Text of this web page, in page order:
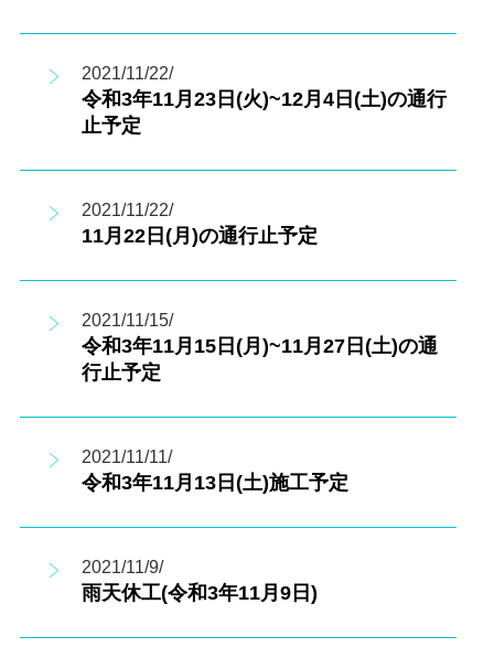
2021/11/22/
令和3年11月23日(火)~12月4日(土)の通行
止予定
2021/11/22/
11月22日(月)の通行止予定
2021/11/15/
令和3年11月15日(月)~11月27日(土)の通
行止予定
2021/11/11/
令和3年11月13日(土)施工予定
2021/11/9/
雨天休工(令和3年11月9日)